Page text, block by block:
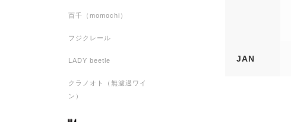
JAN
百千（momochi）
フジクレール
LADY beetle
クラノオト（無濾過ワイ
ン）